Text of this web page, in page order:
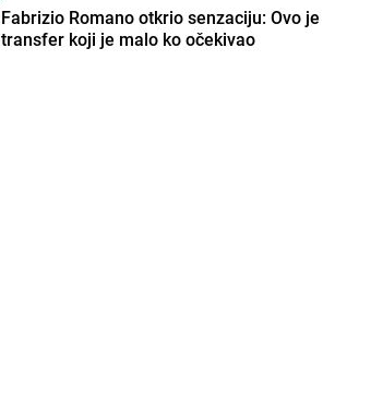
Fabrizio Romano otkrio senzaciju: Ovo je
transfer koji je malo ko očekivao